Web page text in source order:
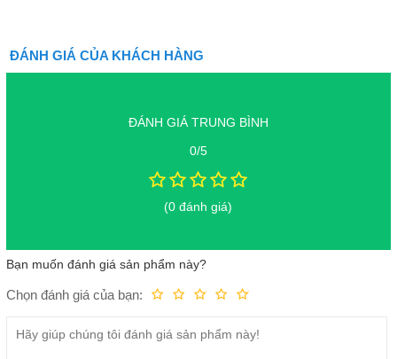
ĐÁNH GIÁ CỦA KHÁCH HÀNG
ĐÁNH GIÁ TRUNG BÌNH
0/5
(0 đánh giá)
Bạn muốn đánh giá sản phẩm này?
Chọn đánh giá của bạn: Tuyệt vời!
Rất tốt
Trung bình
Fair
Kém